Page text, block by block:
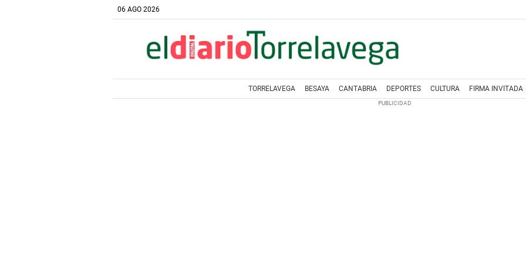
06 AGO 2026
TORRELAVEGA BESAYA CANTABRIA DEPORTES CULTURA FIRMA INVITADA